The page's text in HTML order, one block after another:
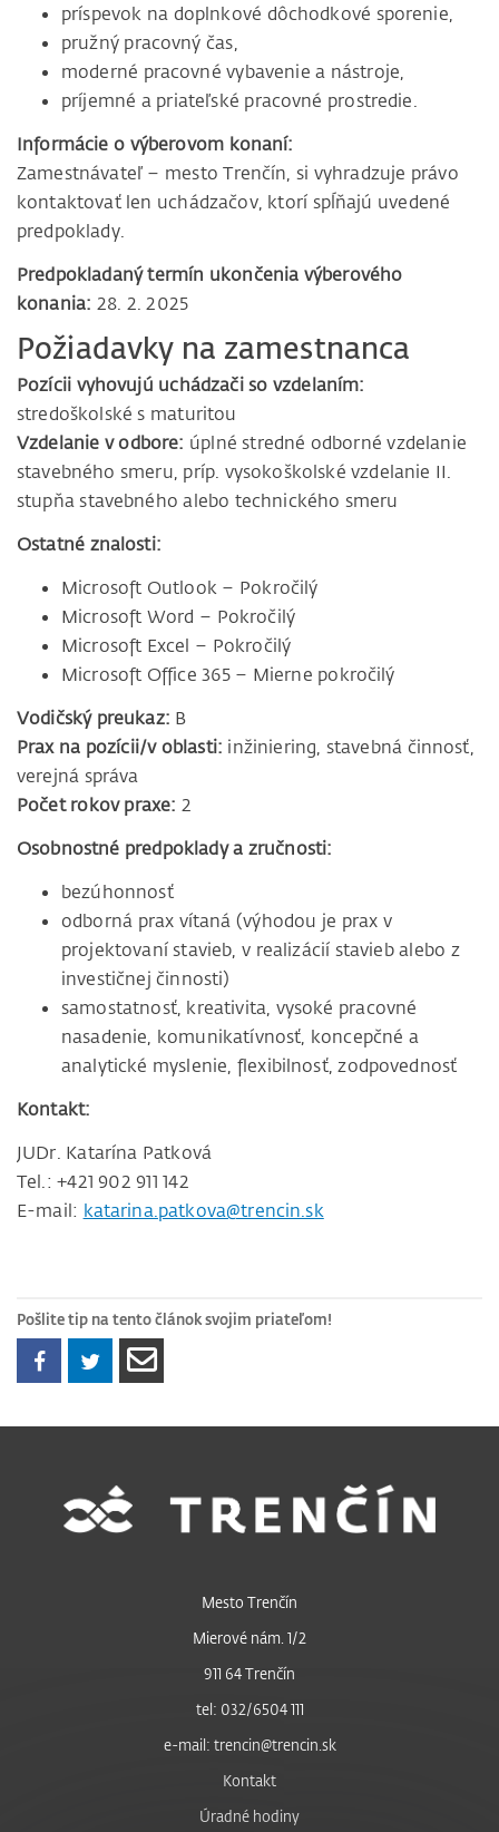
príspevok na doplnkové dôchodkové sporenie,
pružný pracovný čas,
moderné pracovné vybavenie a nástroje,
príjemné a priateľské pracovné prostredie.
Informácie o výberovom konaní:
Zamestnávateľ – mesto Trenčín, si vyhradzuje právo
kontaktovať len uchádzačov, ktorí spĺňajú uvedené
predpoklady.
Predpokladaný termín ukončenia výberového
konania: 28. 2. 2025
Požiadavky na zamestnanca
Pozícii vyhovujú uchádzači so vzdelaním:
stredoškolské s maturitou
Vzdelanie v odbore: úplné stredné odborné vzdelanie
stavebného smeru, príp. vysokoškolské vzdelanie II.
stupňa stavebného alebo technického smeru
Ostatné znalosti:
Microsoft Outlook – Pokročilý
Microsoft Word – Pokročilý
Microsoft Excel – Pokročilý
Microsoft Office 365 – Mierne pokročilý
Vodičský preukaz: B
Prax na pozícii/v oblasti: inžiniering, stavebná činnosť,
verejná správa
Počet rokov praxe: 2
Osobnostné predpoklady a zručnosti:
bezúhonnosť
odborná prax vítaná (výhodou je prax v
projektovaní stavieb, v realizácií stavieb alebo z
investičnej činnosti)
samostatnosť, kreativita, vysoké pracovné
nasadenie, komunikatívnosť, koncepčné a
analytické myslenie, flexibilnosť, zodpovednosť
Kontakt:
JUDr. Katarína Patková
Tel.: +421 902 911 142
E-mail: katarina.patkova@trencin.sk
Pošlite tip na tento článok svojim priateľom!
Mesto Trenčín
Mierové nám. 1/2
911 64 Trenčín
tel: 032/6504 111
e-mail: trencin@trencin.sk
Kontakt
Úradné hodiny